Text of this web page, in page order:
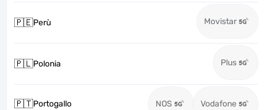
🇵🇪Perù Movistar
🇵🇱Polonia Plus
🇵🇹Portogallo NOS Vodafone